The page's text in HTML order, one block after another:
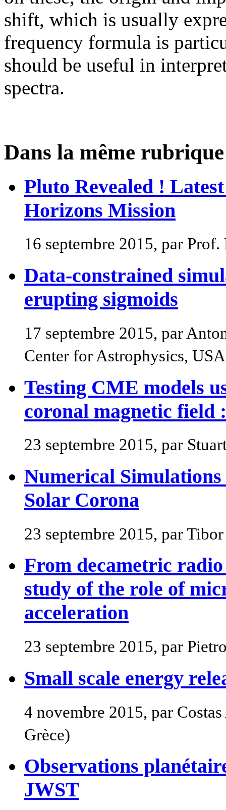
shift, which is usually
frequency formula is
should be useful in
spectra.
Dans la même rubrique
Pluto Revealed !
Horizons Mission
16 septembre 2015, par
Data-constrained
erupting sigmoids
17 septembre 2015, par
Center for Astrophysics,
Testing CME models
coronal magnetic field
23 septembre 2015, par
Numerical
Solar Corona
23 septembre 2015, par
From decametric
study of the role of
acceleration
23 septembre 2015, par
Small scale energy
4 novembre 2015, par
Grèce)
Observations
JWST